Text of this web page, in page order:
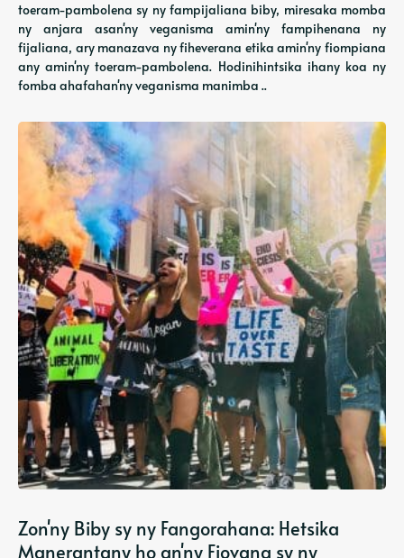
toeram-pambolena sy ny fampijaliana biby, miresaka momba
ny anjara asan'ny veganisma amin'ny fampihenana ny
fijaliana, ary manazava ny fiheverana etika amin'ny fiompiana
any amin'ny toeram-pambolena. Hodinihintsika ihany koa ny
fomba ahafahan'ny veganisma manimba ..
Zon'ny Biby sy ny Fangorahana: Hetsika
Manerantany ho an'ny Fiovana sy ny